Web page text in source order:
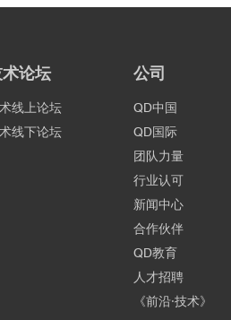
没有移动的部件，不受不稳定的气流和
置的影响
目标，在正常视觉条件下，无法识别，
论坛
线上论坛
线下论坛
公司
QD中国
QD国际
团队力量
行业认可
新闻中心
合作伙伴
QD教育
人才招聘
《前沿·技术》